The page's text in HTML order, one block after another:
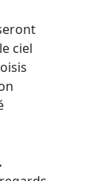
ciel